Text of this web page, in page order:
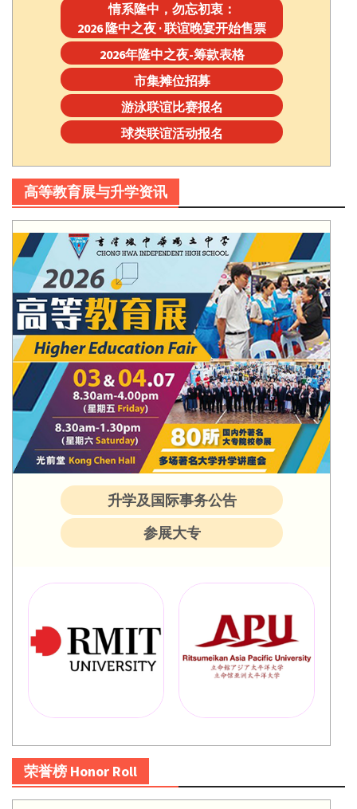
情系隆中，勿忘初衷：
2026 隆中之夜 · 联谊晚宴开始售票
2026年隆中之夜-筹款表格
市集摊位招募
游泳联谊比赛报名
球类联谊活动报名
高等教育展与升学资讯
升学及国际事务公告
参展大专
荣誉榜 Honor Roll